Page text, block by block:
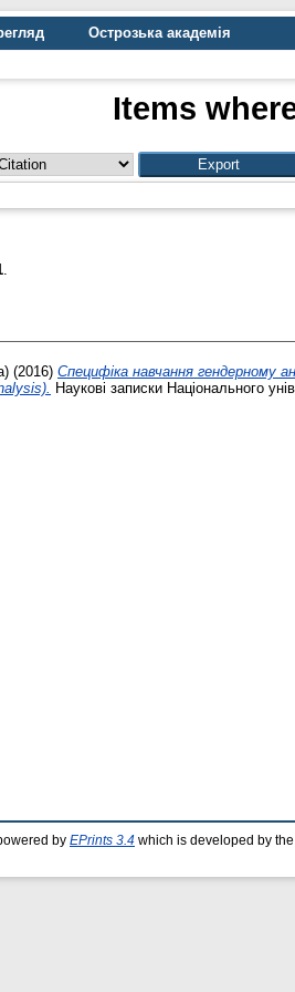
Острозька академія
Items
.
(2016) Cпецифіка навчання гендерному
Наукові записки Національного
by EPrints 3.4 which is developed by the